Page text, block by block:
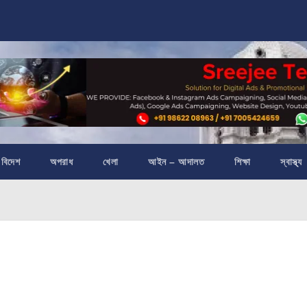
বিদেশ অপরাধ খেলা আইন – আদালত শিক্ষা স্বাস্থ্য